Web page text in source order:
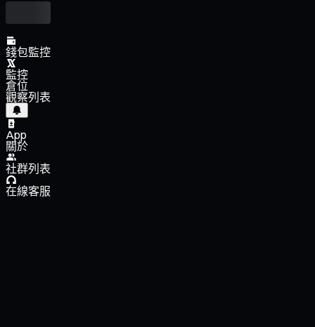
錢包監控
監控
倉位
觀察列表
App
關於
社群列表
在線客服